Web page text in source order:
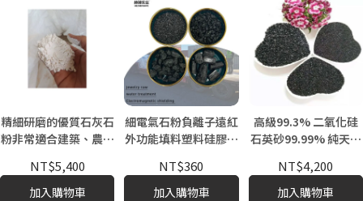
精細研磨的優質石灰石
粉非常適合建築、農業
NT$5,400
加入購物車
細電氣石粉負離子遠紅
外功能填料塑料硅膠負
NT$360
加入購物車
高級99.3% 二氧化硅
石英砂99.99% 純天然
公斤4-6片
NT$4,200
加入購物車